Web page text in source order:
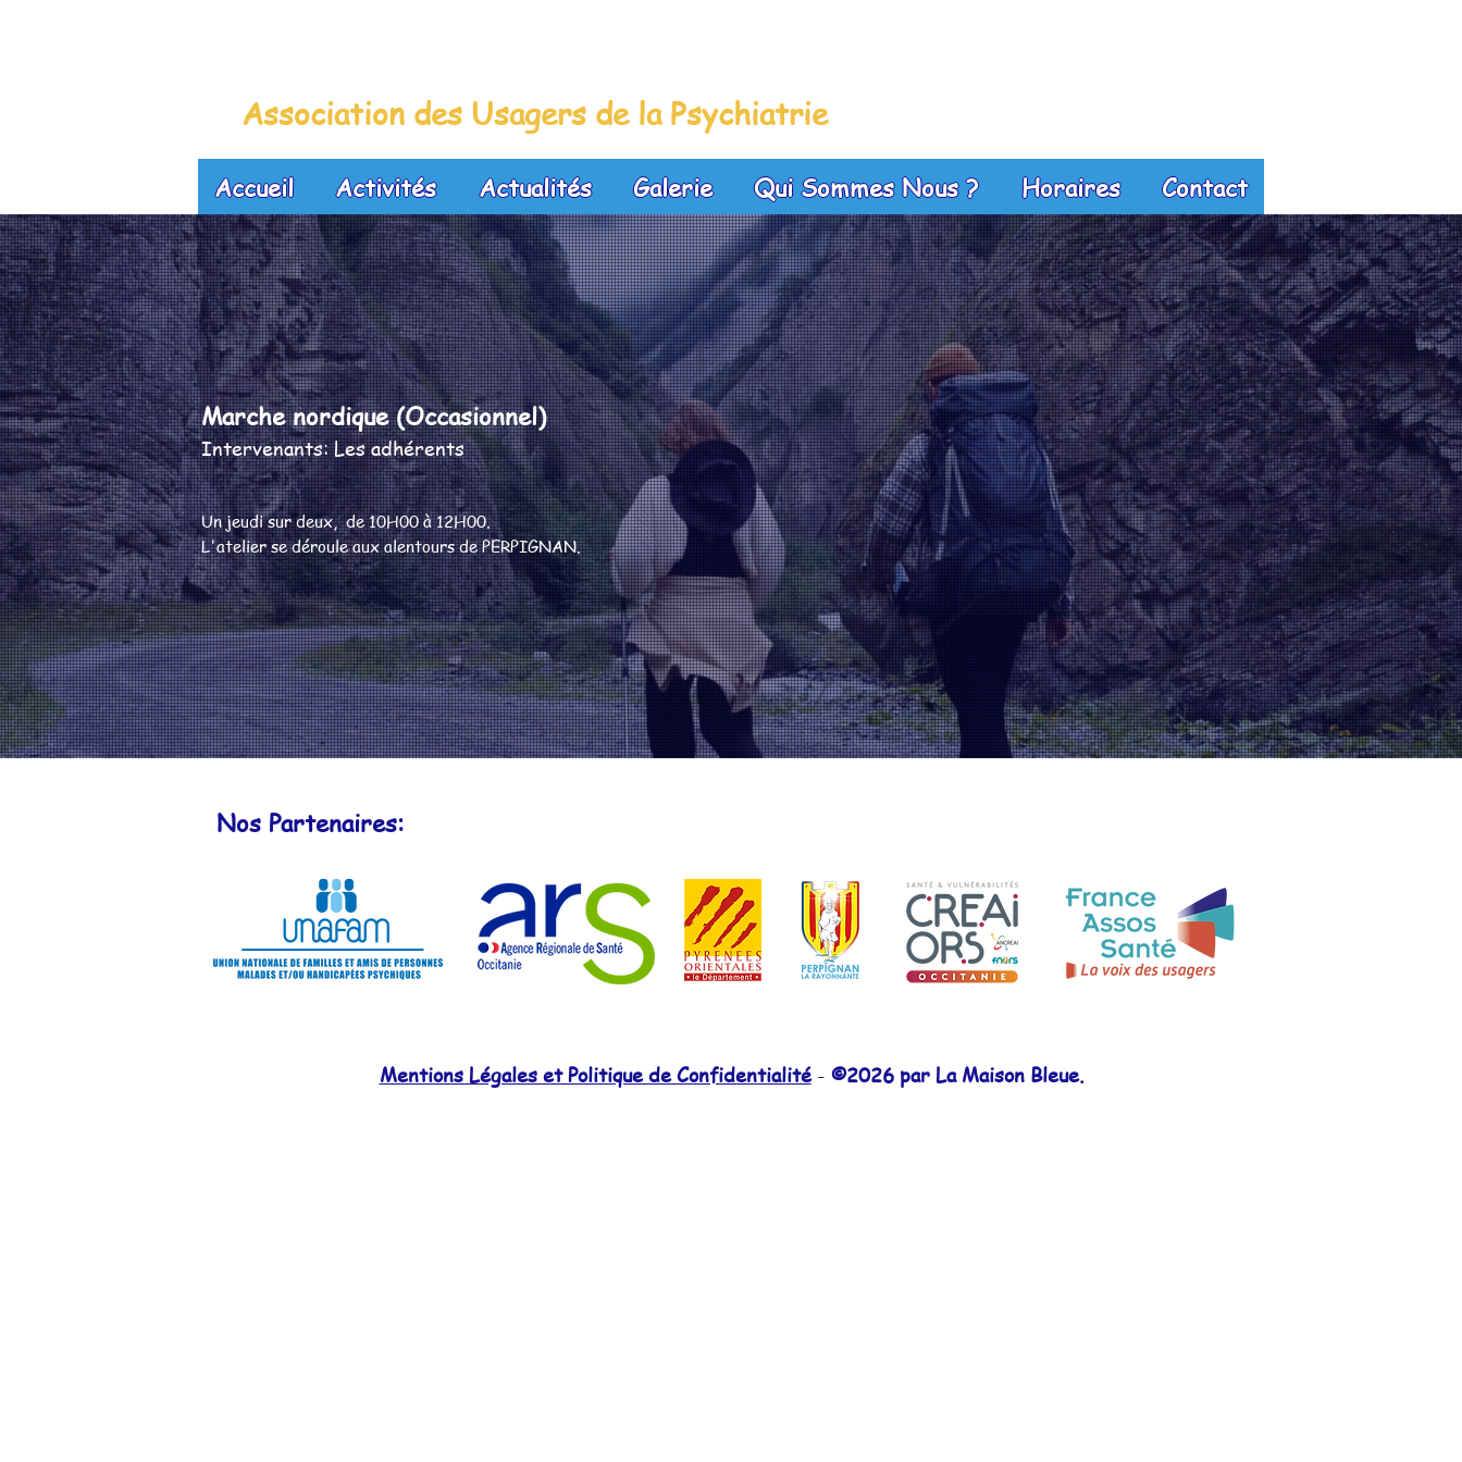
Association des Usagers de la Psychiatrie
Accueil Activités Actualités Galerie Qui Sommes Nous ? Horaires Contact
Marche nordique (Occasionnel)
Intervenants: Les adhérents
Un jeudi sur deux, de 10H00 à 12H00.
L'atelier se déroule aux alentours de PERPIGNAN.
Nos Partenaires:
Mentions Légales et Politique de Confidentialité- ©2026 par La Maison Bleue.